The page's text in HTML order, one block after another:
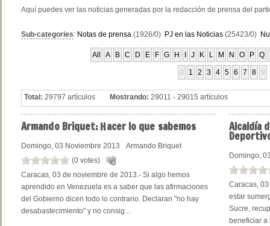
Aquí puedes ver las noticias generadas por la redacción de prensa del
Sub-categories: Notas de prensa (1926/0) PJ en las Noticias (25423/0)
All A B C D E F G H J K L M N O P Q
0 1 2 3 4 5 6 7 8 9
Total: 29797 artículos Mostrando: 29011 - 29015 artículos
ArmandoBriquet: Hacer lo que sabemos
Domingo, 03 Noviembre 2013
Armando Briquet
(0 votes)
Caracas, 03 de noviembre de 2013.- Si algo hemos
aprendido en Venezuela es a saber que las afirmaciones
del Gobierno dicen todo lo contrario. Declaran "no hay
desabastecimiento" y no consig...
Alcaldía
Domingo,
Caracas,
estar
Sucre,
beneficiar a